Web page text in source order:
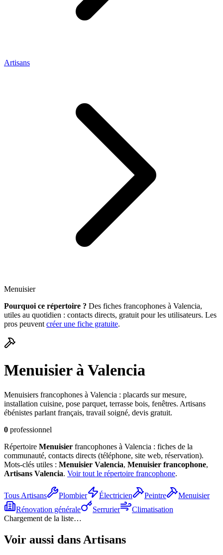
Artisans
Menuisier
Pourquoi ce répertoire ? Des fiches francophones à Valencia,
utiles au quotidien : contacts directs, gratuit pour les utilisateurs. Les
pros peuvent créer une fiche gratuite.
Menuisier à Valencia
Menuisiers francophones à Valencia : placards sur mesure,
installation cuisine, pose parquet, terrasse bois, fenêtres. Artisans
ébénistes parlant français, travail soigné, devis gratuit.
0 professionnel
Répertoire Menuisier francophones à Valencia : fiches de la
communauté, contacts directs (téléphone, site web, réservation).
Mots-clés utiles : Menuisier Valencia, Menuisier francophone,
Artisans Valencia. Voir tout le répertoire francophone.
Tous Artisans Plombier Électricien Peintre
Menuisier
Rénovation générale
Serrurier
Climatisation
Chargement de la liste…
Voir aussi dans Artisans